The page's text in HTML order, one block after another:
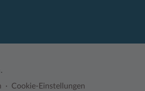
Cookie-Einstellungen